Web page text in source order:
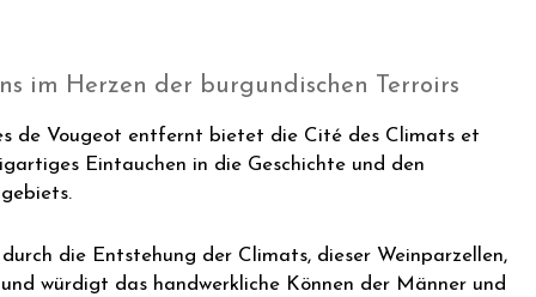
im Herzen der burgundischen Terroirs
de Vougeot entfernt bietet die Cité des Climats et
Eintauchen in die Geschichte und den
die Entstehung der Climats, dieser Weinparzellen,
würdigt das handwerkliche Können der Männer und